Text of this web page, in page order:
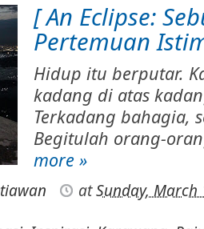
[ An Eclipse:
Pertemuan
Hidup itu berputar.
kadang di atas
Terkadang bahagia,
Begitulah orang-
more »
atSunday, March